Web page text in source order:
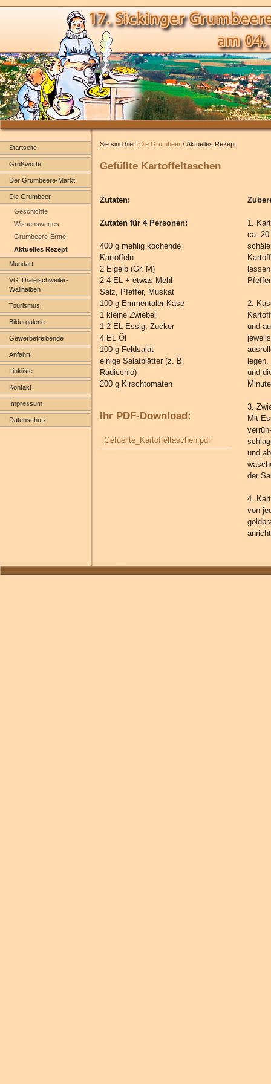
Startseite
Grußworte
Der Grumbeere-Markt
Die Grumbeer
Geschichte
Wissenswertes
Grumbeere-Ernte
Aktuelles Rezept
Mundart
VG Thaleischweiler-
Wallhalben
Tourismus
Bildergalerie
Gewerbetreibende
Anfahrt
Linkliste
Kontakt
Impressum
Datenschutz
Sie sind hier: Die Grumbeer / Aktuelles Rezept
Gefüllte Kartoffeltaschen
Zutaten:
Zutaten für 4 Personen:
400 g mehlig kochende
Kartoffeln
2 Eigelb (Gr. M)
2-4 EL + etwas Mehl
Salz, Pfeffer, Muskat
100 g Emmentaler-Käse
1 kleine Zwiebel
1-2 EL Essig, Zucker
4 EL Öl
100 g Feldsalat
einige Salatblätter (z. B.
Radicchio)
200 g Kirschtomaten
Ihr PDF-Download:
Gefuellte_Kartoffeltaschen.pdf
1.
ca. 20
2.
und
und
3.
Mit
und
der
4.
von